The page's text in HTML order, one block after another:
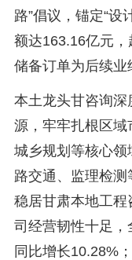
路”倡议，锚定“设
额达163.16亿元
储备订单为后续业
本土龙头甘咨询
源，牢牢扎根区域
城乡规划等核心
路交通、监理检测
稳居甘肃本地工
司经营韧性十足，
同比增长10.28%